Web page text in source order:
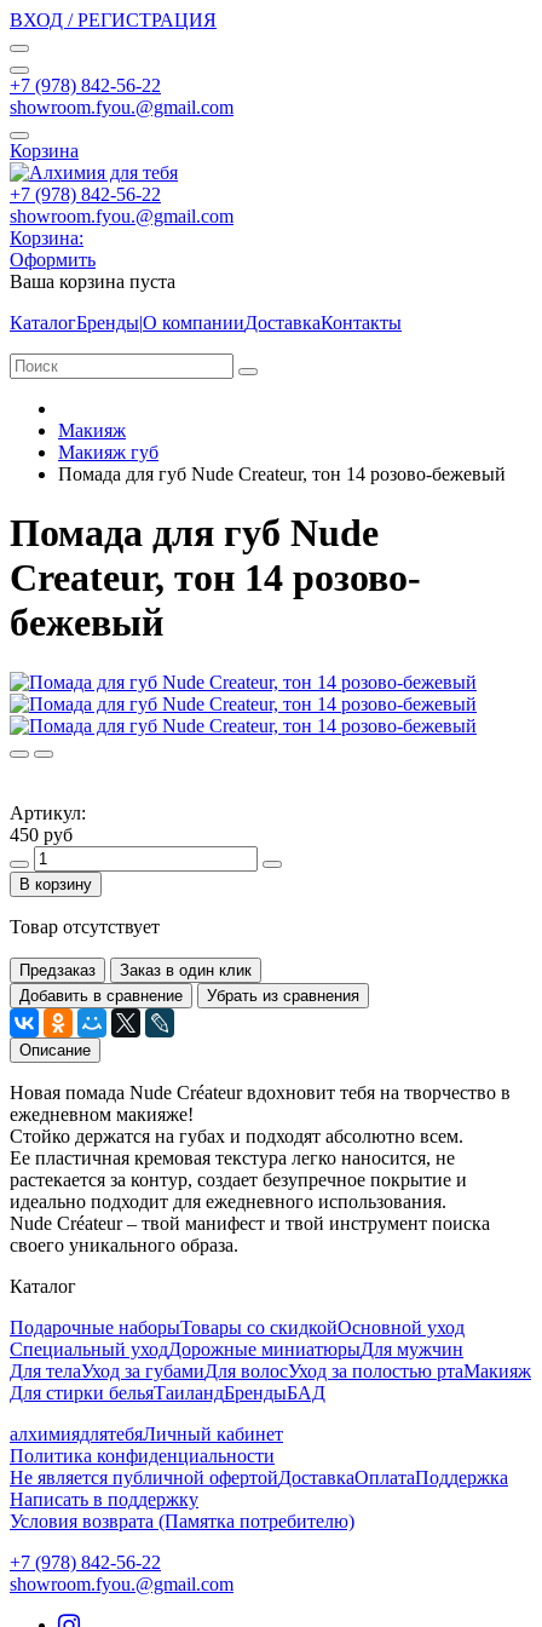
ВХОД / РЕГИСТРАЦИЯ
+7 (978) 842-56-22
showroom.fyou.@gmail.com
Корзина
+7 (978) 842-56-22
showroom.fyou.@gmail.com
Корзина:
Оформить
Ваша корзина пуста
КаталогБренды|О компанииДоставкаКонтакты
Макияж
Макияж губ
Помада для губ Nude Createur, тон 14 розово-бежевый
Помада для губ Nude
Createur, тон 14 розово-
бежевый
Артикул:
450 руб
В корзину
Товар отсутствует
Предзаказ
Заказ в один клик
Добавить в сравнение
Убрать из сравнения
Описание
Новая помада Nude Créateur вдохновит тебя на творчество в
ежедневном макияже!
Стойко держатся на губах и подходят абсолютно всем.
Ее пластичная кремовая текстура легко наносится, не
растекается за контур, создает безупречное покрытие и
идеально подходит для ежедневного использования.
Nude Сréateur – твой манифест и твой инструмент поиска
своего уникального образа.
Каталог
Подарочные наборыТовары со скидкойОсновной уход
Специальный уходДорожные миниатюрыДля мужчин
Для телаУход за губамиДля волосУход за полостью ртаМакияж
Для стирки бельяТаиландБрендыБАД
алхимиядлятебяЛичный кабинет
Политика конфиденциальности
Не является публичной офертойДоставкаОплатаПоддержка
Написать в поддержку
Условия возврата (Памятка потребителю)
+7 (978) 842-56-22
showroom.fyou.@gmail.com